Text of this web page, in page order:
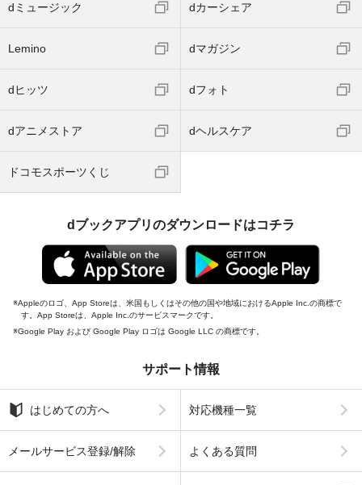
dミュージック dカーシェア
Lemino dマガジン
dヒッツ dフォト
dアニメストア dヘルスケア
ドコモスポーツくじ
dブックアプリのダウンロードはコチラ
Appleのロゴ、App Storeは、米国もしくはその他の国や地域におけるApple Inc.の商標で
す。App Storeは、Apple Inc.のサービスマークです。
Google Play および Google Play ロゴは Google LLC の商標です。
サポート情報
はじめての方へ 対応機種一覧
メールサービス登録/解除 よくある質問